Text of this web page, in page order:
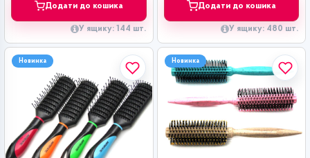
Додати до кошика
У ящику: 144 шт.
Додати до кошика
У ящику: 480 шт.
Новинка Новинка